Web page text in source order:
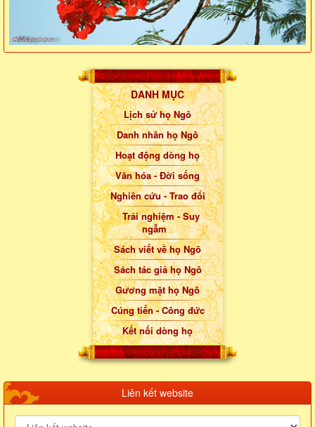
DANH MỤC
Lịch sử họ Ngô
Danh nhân họ Ngô
Hoạt động dòng họ
Văn hóa - Đời sống
Nghiên cứu - Trao đổi
Trải nghiệm - Suy
ngẫm
Sách viết về họ Ngô
Sách tác giả họ Ngô
Gương mặt họ Ngô
Cúng tiến - Công đức
Kết nối dòng họ
Liên kết website